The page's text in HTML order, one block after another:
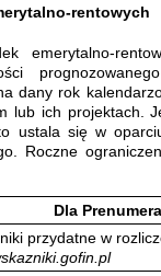
rentowych
emerytalno-
dany rok
lub ich projektach.
ustala się w
Roczne
Dla
przydatne w